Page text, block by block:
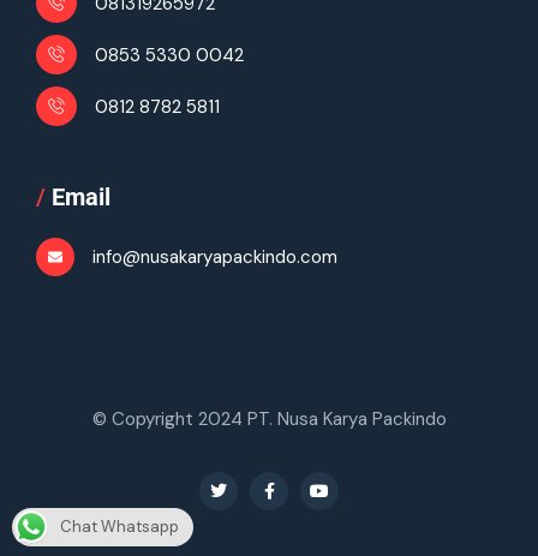
0853 5330 0042
0812 8782 5811
/ Email
info@nusakaryapackindo.com
© Copyright 2024 PT. Nusa Karya Packindo
Chat Whatsapp